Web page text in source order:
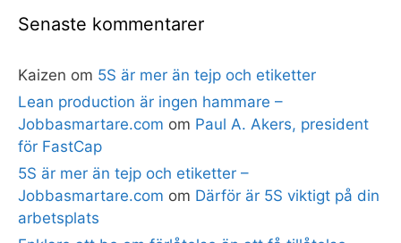
Senaste kommentarer
Kaizen om 5S är mer än tejp och etiketter
Lean production är ingen hammare –
Jobbasmartare.com om Paul A. Akers, president
för FastCap
5S är mer än tejp och etiketter –
Jobbasmartare.com om Därför är 5S viktigt på din
arbetsplats